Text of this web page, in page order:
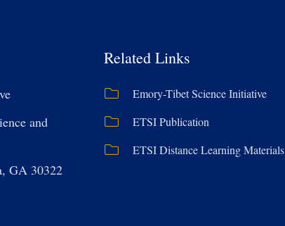
and
GA 30322
Related Links
Emory-Tibet Science Initiative
ETSI Publication
ETSI Distance Learning Materials